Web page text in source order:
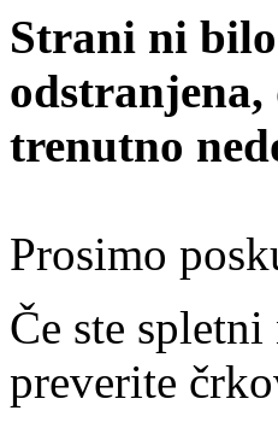
Strani ni
odstranjena,
trenutno
Prosimo
Če ste
preverite